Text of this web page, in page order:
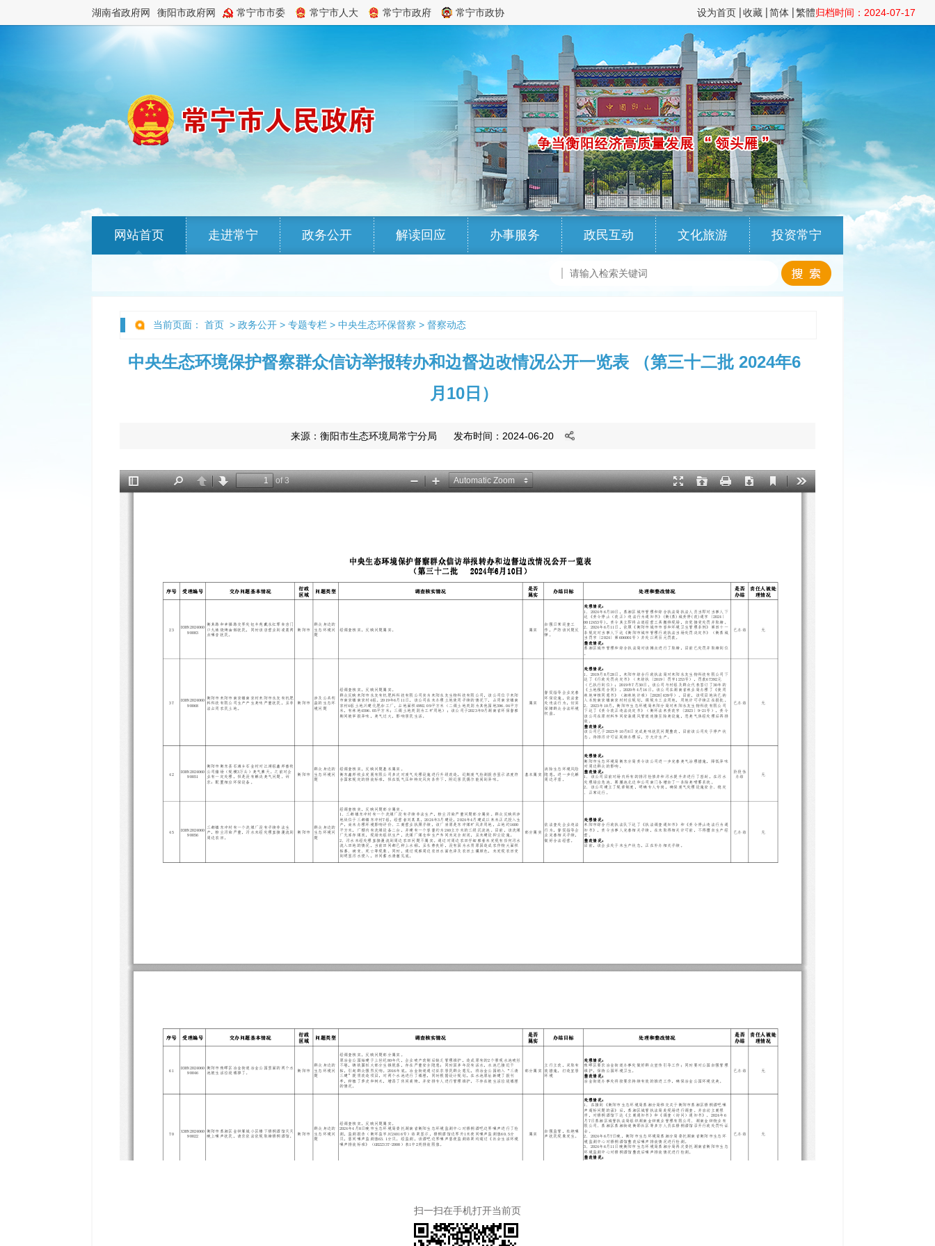
湖南省政府网 衡阳市政府网 常宁市市委 常宁市人大 常宁市政府 常宁市政协 设为首页 收藏 简体 繁體
网站首页 走进常宁 政务公开 解读回应 办事服务 政民互动 文化旅游 投资常宁
当前页面： 首页 > 政务公开 > 专题专栏 > 中央生态环保督察 > 督察动态
中央生态环境保护督察群众信访举报转办和边督边改情况公开一览表 （第三十二批 2024年6
月10日）
来源： 衡阳市生态环境局常宁分局 发布时间：2024-06-20
扫一扫在手机打开当前页
归档时间：2024-07-17